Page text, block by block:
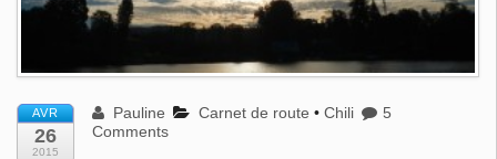
AVR
26
2015
Pauline Carnet de route •Chili
5
Comments